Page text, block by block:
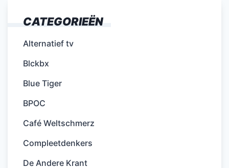
CATEGORIEËN
Alternatief tv
Blckbx
Blue Tiger
BPOC
Café Weltschmerz
Compleetdenkers
De Andere Krant